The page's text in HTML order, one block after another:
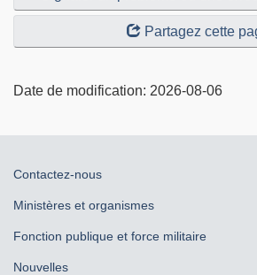
Partagez cette
Date de modification: 2026-08-06
Au
sujet
du
gouvernement
Contactez-nous
Ministères et organismes
Fonction publique et force militaire
Nouvelles